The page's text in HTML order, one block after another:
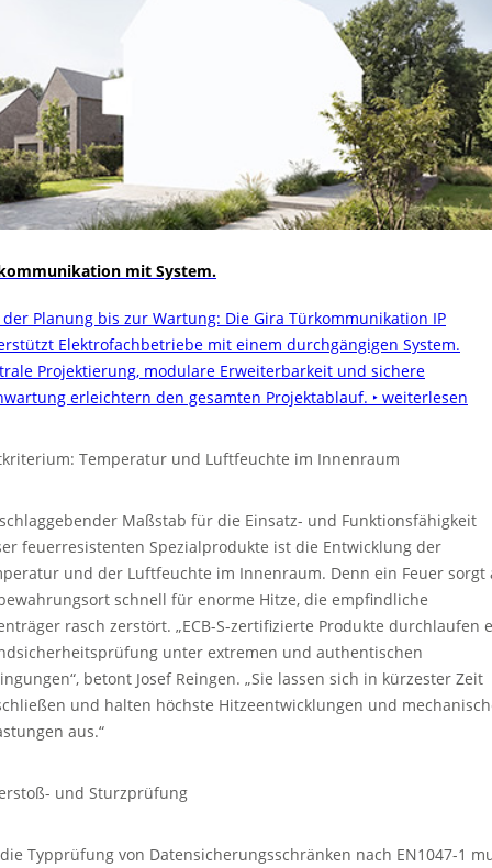
mit System.
der Planung bis zur Wartung: Die Gira Türkommunikation IP
Elektrofachbetriebe mit einem durchgängigen System.
Projektierung, modulare Erweiterbarkeit und sichere
erleichtern den gesamten Projektablauf. ‣ weiterlesen
Temperatur und Luftfeuchte im Innenraum
Maßstab für die Einsatz- und Funktionsfähigkeit
feuerresistenten Spezialprodukte ist die Entwicklung der
und der Luftfeuchte im Innenraum. Denn ein Feuer sorgt
schnell für enorme Hitze, die empfindliche
rasch zerstört. „ECB-S-zertifizierte Produkte durchlaufen
unter extremen und authentischen
betont Josef Reingen. „Sie lassen sich in kürzester Zeit
und halten höchste Hitzeentwicklungen und
aus.“
und Sturzprüfung
Typprüfung von Datensicherungsschränken nach EN1047-1